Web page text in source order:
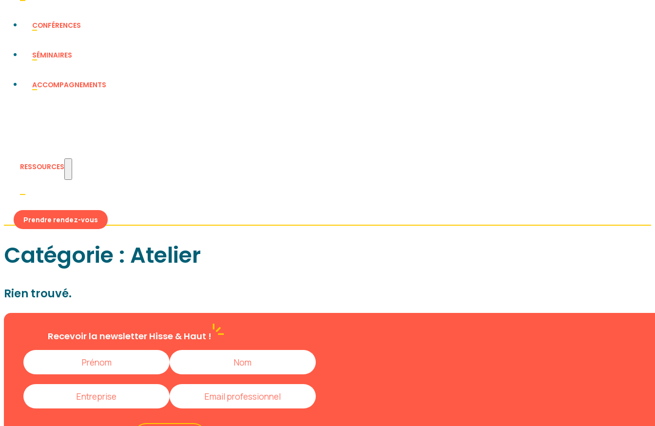
CONFÉRENCES
SÉMINAIRES
ACCOMPAGNEMENTS
RESSOURCES
Prendre rendez-vous
Catégorie : Atelier
Rien trouvé.
Recevoir la newsletter Hisse & Haut !